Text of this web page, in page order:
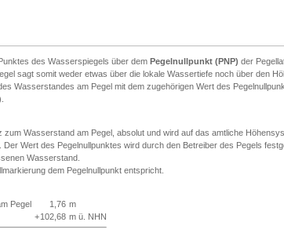
des Wasserspiegels über dem Pegelnullpunkt (PNP) der
sagt somit weder etwas über die lokale Wassertiefe noch über den
Wasserstandes am Pegel mit dem zugehörigen Wert des
zum Wasserstand am Pegel, absolut und wird auf das amtliche
Wert des Pegelnullpunktes wird durch den Betreiber des Pegels
Wasserstand.
dem Pegelnullpunkt entspricht.
Pegel
1,76 m
+102,68 m ü. NHN